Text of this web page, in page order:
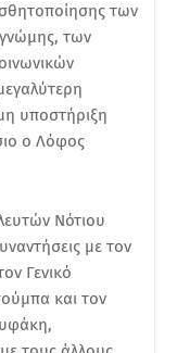
των
των
υποστήριξη
ο Λόφος
Νότιου
με τον
Γενικό
και τον